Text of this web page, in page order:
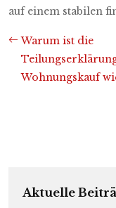
auf einem stabilen
Warum ist die
Wohnungskauf
Aktuelle